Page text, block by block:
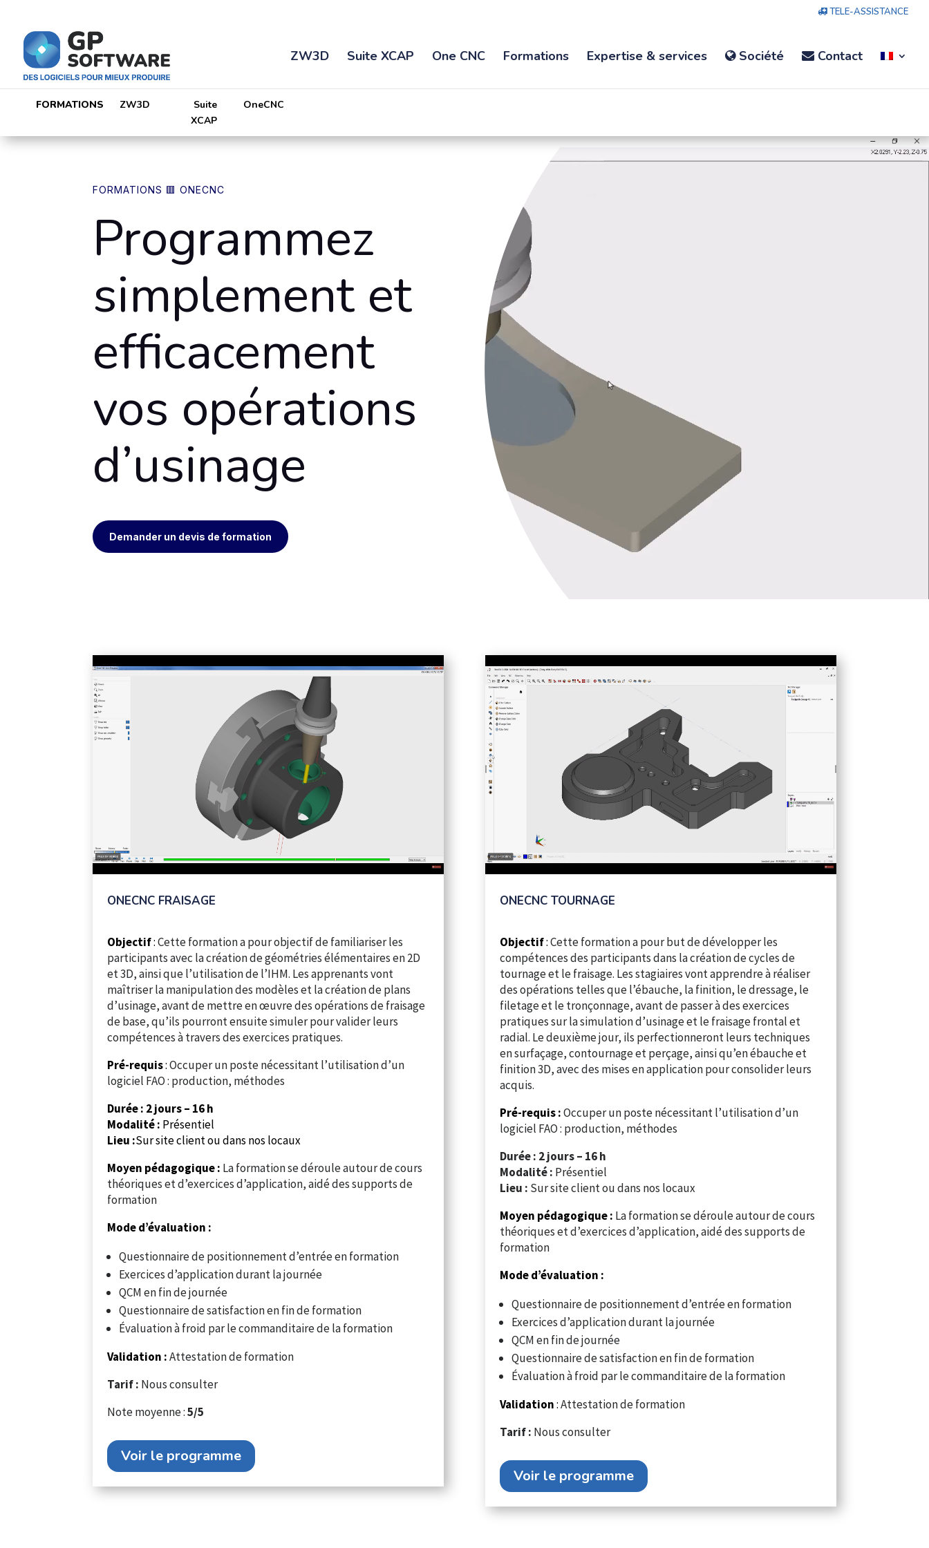
TELE-ASSISTANCE
ZW3D Suite XCAP One CNC Formations Expertise & services Société Contact
FORMATIONS ZW3D
Suite
XCAP
OneCNC
Lecteur
FORMATIONS 🟥 ONECNC
Programmez
simplement et
efficacement
vos opérations
d’usinage
Demander un devis de formation
ONECNC FRAISAGE
Objectif:Cette formation a pour objectif de familiariser les
participants avec la création de géométries élémentaires en 2D
et 3D, ainsi que l’utilisation de l’IHM. Les apprenants vont
maîtriser la manipulation des modèles et la création de plans
d’usinage, avant de mettre en œuvre des opérations de fraisage
de base, qu’ils pourront ensuite simuler pour valider leurs
compétences à travers des exercices pratiques.
Pré-requis:Occuper un poste nécessitant l’utilisation d’un
logiciel FAO : production, méthodes
Durée : 2 jours – 16 h
Modalité : Présentiel
Lieu :Sur site client ou dans nos locaux
Moyen pédagogique : La formation se déroule autour de cours
théoriques et d’exercices d’application, aidé des supports de
formation
Mode d’évaluation :
Questionnaire de positionnement d’entrée en formation
Exercices d’application durant la journée
QCM en fin de journée
Questionnaire de satisfaction en fin de formation
Évaluation à froid par le commanditaire de la formation
Validation :Attestation de formation
Tarif : Nous consulter
Note moyenne : 5/5
Voir le programme
ONECNC TOURNAGE
Objectif:Cette formation a pour but de développer les
compétences des participants dans la création de cycles de
tournage et le fraisage. Les stagiaires vont apprendre à réaliser
des opérations telles que l’ébauche, la finition, le dressage, le
filetage et le tronçonnage, avant de passer à des exercices
pratiques sur la simulation d’usinage et le fraisage frontal et
radial. Le deuxième jour, ils perfectionneront leurs techniques
en surfaçage, contournage et perçage, ainsi qu’en ébauche et
finition 3D, avec des mises en application pour consolider leurs
acquis.
Pré-requis :Occuper un poste nécessitant l’utilisation d’un
logiciel FAO : production, méthodes
Durée : 2 jours – 16 h
Modalité : Présentiel
Lieu : Sur site client ou dans nos locaux
Moyen pédagogique : La formation se déroule autour de cours
théoriques et d’exercices d’application, aidé des supports de
formation
Mode d’évaluation :
Questionnaire de positionnement d’entrée en formation
Exercices d’application durant la journée
QCM en fin de journée
Questionnaire de satisfaction en fin de formation
Évaluation à froid par le commanditaire de la formation
Validation:Attestation de formation
Tarif : Nous consulter
Voir le programme